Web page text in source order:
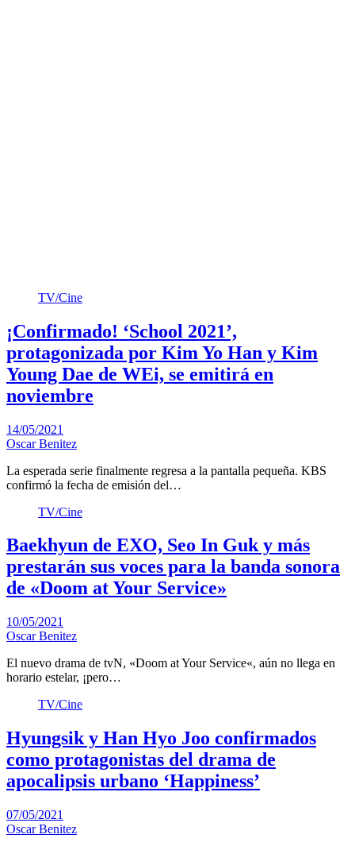
TV/Cine
¡Confirmado! ‘School 2021’,
protagonizada por Kim Yo Han y Kim
Young Dae de WEi, se emitirá en
noviembre
14/05/2021
Oscar Benitez
La esperada serie finalmente regresa a la pantalla pequeña. KBS
confirmó la fecha de emisión del…
TV/Cine
Baekhyun de EXO, Seo In Guk y más
prestarán sus voces para la banda sonora
de «Doom at Your Service»
10/05/2021
Oscar Benitez
El nuevo drama de tvN, «Doom at Your Service«, aún no llega en
horario estelar, ¡pero…
TV/Cine
Hyungsik y Han Hyo Joo confirmados
como protagonistas del drama de
apocalipsis urbano ‘Happiness’
07/05/2021
Oscar Benitez